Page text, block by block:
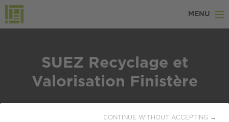
CONTINUE WITHOUT ACCEPTING →
MENU
SUEZ Recyclage et
Valorisation Finistère